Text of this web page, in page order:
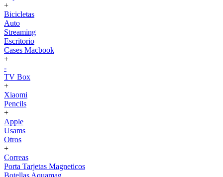
+
Bicicletas
Auto
Streaming
Escritorio
Cases Macbook
+
-
TV Box
+
Xiaomi
Pencils
+
Apple
Usams
Otros
+
Correas
Porta Tarjetas Magneticos
Botellas Aquamag